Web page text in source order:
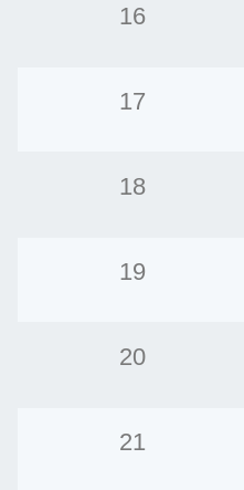
16
17
18
19
20
21